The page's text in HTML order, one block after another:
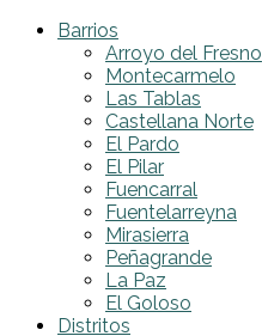
Barrios
Arroyo del Fresno
Montecarmelo
Las Tablas
Castellana Norte
El Pardo
El Pilar
Fuencarral
Fuentelarreyna
Mirasierra
Peñagrande
La Paz
El Goloso
Distritos